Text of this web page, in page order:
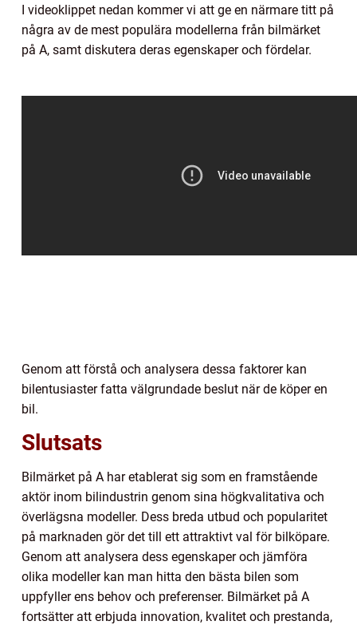
I videoklippet nedan kommer vi att ge en närmare titt på
några av de mest populära modellerna från bilmärket
på A, samt diskutera deras egenskaper och fördelar.
Genom att förstå och analysera dessa faktorer kan
bilentusiaster fatta välgrundade beslut när de köper en
bil.
Slutsats
Bilmärket på A har etablerat sig som en framstående
aktör inom bilindustrin genom sina högkvalitativa och
överlägsna modeller. Dess breda utbud och popularitet
på marknaden gör det till ett attraktivt val för bilköpare.
Genom att analysera dess egenskaper och jämföra
olika modeller kan man hitta den bästa bilen som
uppfyller ens behov och preferenser. Bilmärket på A
fortsätter att erbjuda innovation, kvalitet och prestanda,